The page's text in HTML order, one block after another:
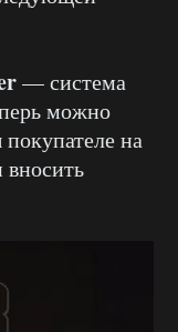
— система
можно
на